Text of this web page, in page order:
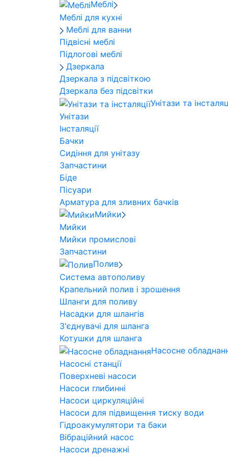
Меблі
Меблі для кухні
Меблі для ванни
Підвісні меблі
Підлогові меблі
Дзеркала
Дзеркала з підсвіткою
Дзеркала без підсвітки
Унітази та
Унітази
Інсталяції
Бачки
Сидіння для унітазу
Запчастини
Біде
Пісуари
Арматура для зливних бачків
Мийки
Мийки
Мийки промислові
Запчастини
Полив
Система автополиву
Крапельний полив і зрошення
Шланги для поливу
Насадки для шлангів
З'єднувачі для шланга
Котушки для шланга
Насосне
Насосні станції
Поверхневі насоси
Насоси глибинні
Насоси циркуляційні
Насоси для підвищення тиску води
Гідроакумулятори та баки
Вібраційний насос
Насоси дренажні